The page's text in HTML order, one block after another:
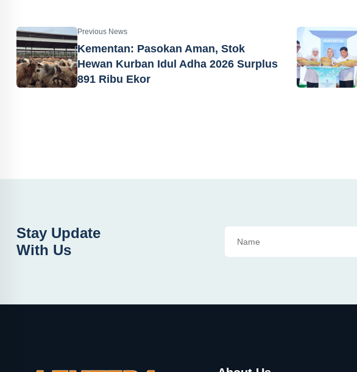
Previous News
Kementan: Pasokan Aman, Stok
Hewan Kurban Idul Adha 2026 Surplus
891 Ribu Ekor
Stay Update
With Us